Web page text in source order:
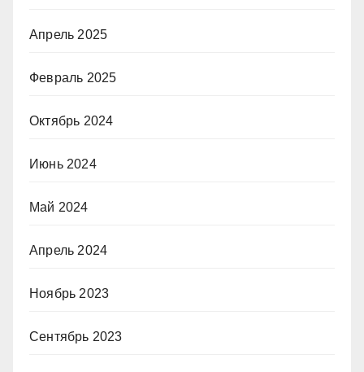
Апрель 2025
Февраль 2025
Октябрь 2024
Июнь 2024
Май 2024
Апрель 2024
Ноябрь 2023
Сентябрь 2023